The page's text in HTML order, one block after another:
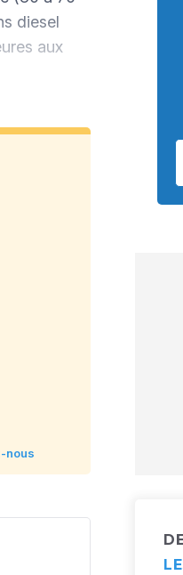
diesel
aux
nous